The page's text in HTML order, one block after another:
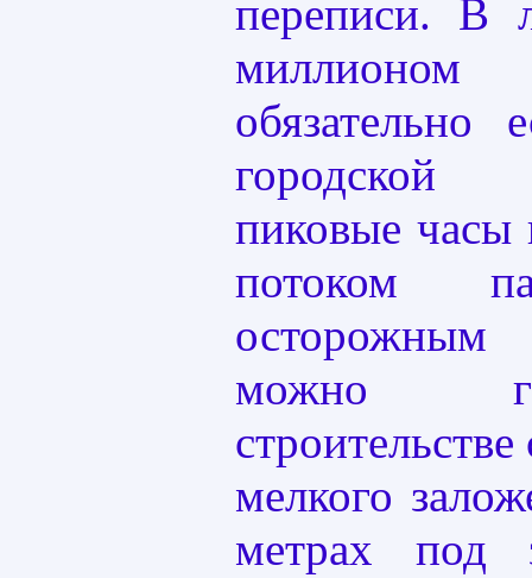
переписи. В
обязательно
городской
пиковые часы
потоком
можно
мелкого
метрах